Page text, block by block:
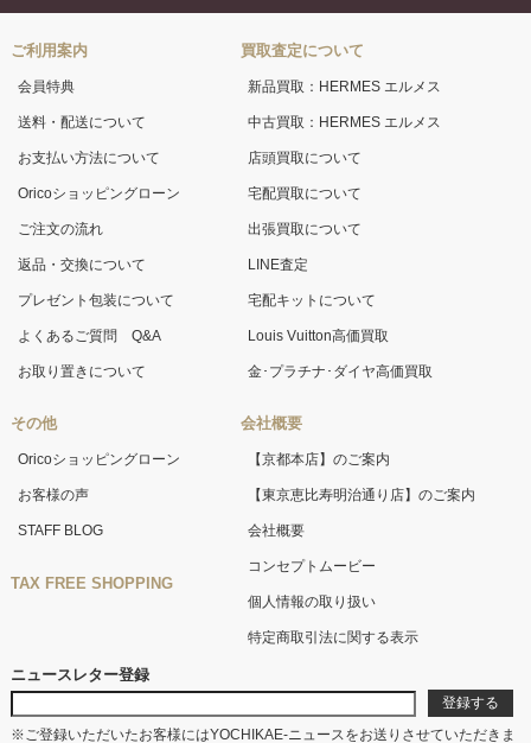
ご利用案内
会員特典
送料・配送について
お支払い方法について
Oricoショッピングローン
ご注文の流れ
返品・交換について
プレゼント包装について
よくあるご質問 Q&A
お取り置きについて
その他
Oricoショッピングローン
お客様の声
STAFF BLOG
TAX FREE SHOPPING
買取査定について
新品買取：HERMES エルメス
中古買取：HERMES エルメス
店頭買取について
宅配買取について
出張買取について
LINE査定
宅配キットについて
Louis Vuitton高価買取
金･プラチナ･ダイヤ高価買取
会社概要
【京都本店】のご案内
【東京恵比寿明治通り店】のご案内
会社概要
コンセプトムービー
個人情報の取り扱い
特定商取引法に関する表示
ニュースレター登録
※ご登録いただいたお客様にはYOCHIKAE-ニュースをお送りさせていただきま